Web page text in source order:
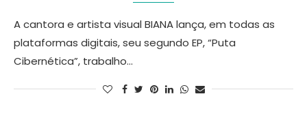
A cantora e artista visual BIANA lança, em todas as
plataformas digitais, seu segundo EP, “Puta
Cibernética”, trabalho…